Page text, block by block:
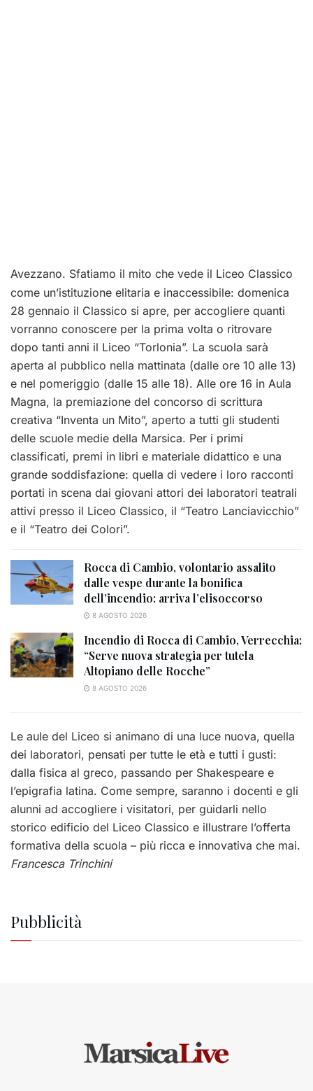
Avezzano. Sfatiamo il mito che vede il Liceo Classico
come un’istituzione elitaria e inaccessibile: domenica
28 gennaio il Classico si apre, per accogliere quanti
vorranno conoscere per la prima volta o ritrovare
dopo tanti anni il Liceo “Torlonia”. La scuola sarà
aperta al pubblico nella mattinata (dalle ore 10 alle 13)
e nel pomeriggio (dalle 15 alle 18). Alle ore 16 in Aula
Magna, la premiazione del concorso di scrittura
creativa “Inventa un Mito”, aperto a tutti gli studenti
delle scuole medie della Marsica. Per i primi
classificati, premi in libri e materiale didattico e una
grande soddisfazione: quella di vedere i loro racconti
portati in scena dai giovani attori dei laboratori teatrali
attivi presso il Liceo Classico, il “Teatro Lanciavicchio”
e il “Teatro dei Colori”.
Rocca di Cambio, volontario assalito
dalle vespe durante la bonifica
dell’incendio: arriva l’elisoccorso
8 AGOSTO 2026
Incendio di Rocca di Cambio, Verrecchia:
“Serve nuova strategia per tutela
Altopiano delle Rocche”
8 AGOSTO 2026
Le aule del Liceo si animano di una luce nuova, quella
dei laboratori, pensati per tutte le età e tutti i gusti:
dalla fisica al greco, passando per Shakespeare e
l’epigrafia latina. Come sempre, saranno i docenti e gli
alunni ad accogliere i visitatori, per guidarli nello
storico edificio del Liceo Classico e illustrare l’offerta
formativa della scuola – più ricca e innovativa che mai.
Francesca Trinchini
Pubblicità